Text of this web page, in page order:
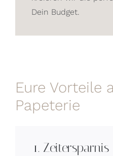
Dein Budget.
Eure Vorteile
Papeterie
1. Zeitersparnis